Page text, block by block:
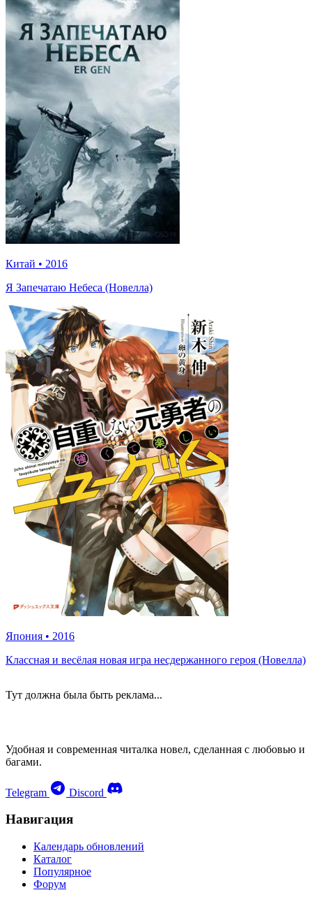
Китай • 2016
Я Запечатаю Небеса (Новелла)
Япония • 2016
Классная и весёлая новая игра несдержанного героя (Новелла)
Тут должна была быть реклама...
Удобная и современная читалка новел, сделанная с любовью и
багами.
Telegram Discord
Навигация
Календарь обновлений
Каталог
Популярное
Форум